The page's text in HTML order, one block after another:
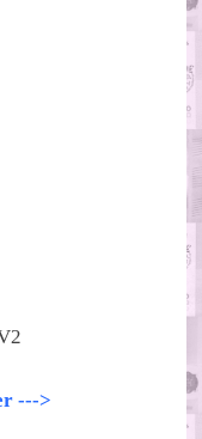
--->